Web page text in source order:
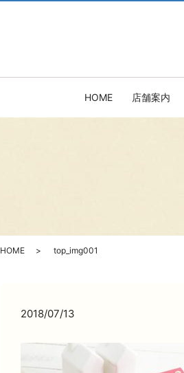
HOME 店舗案内
HOME top_img001
2018/07/13